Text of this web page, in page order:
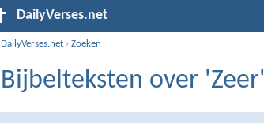
DailyVerses.net
DailyVerses.net ›Zoeken
Bijbelteksten over 'Zeer'